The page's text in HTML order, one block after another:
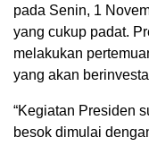
pada Senin, 1
yang cukup padat.
melakukan
yang akan
“Kegiatan Presiden
besok dimulai